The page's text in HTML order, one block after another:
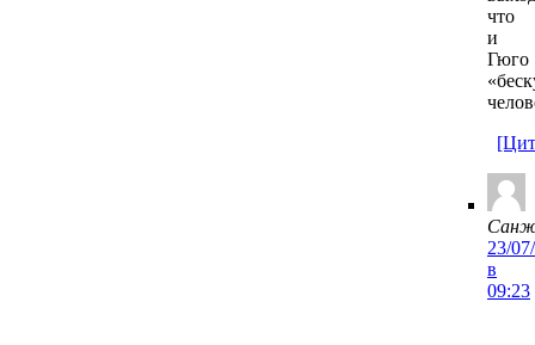
что
и
Гюго
23/
в
09:23